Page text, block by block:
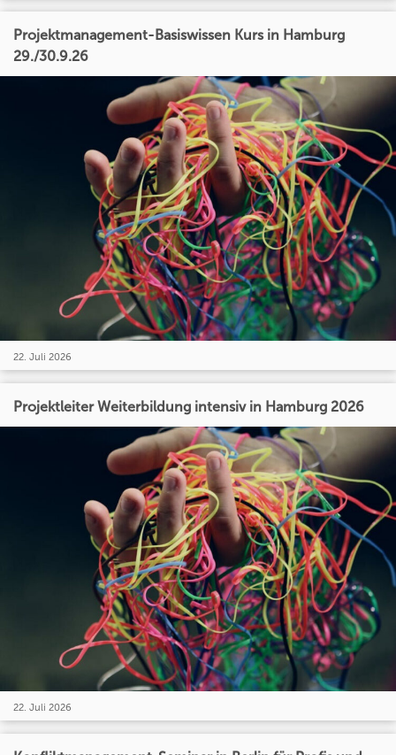
Projektmanagement-Basiswissen Kurs in Hamburg
29./30.9.26
22. Juli 2026
Projektleiter Weiterbildung intensiv in Hamburg 2026
22. Juli 2026